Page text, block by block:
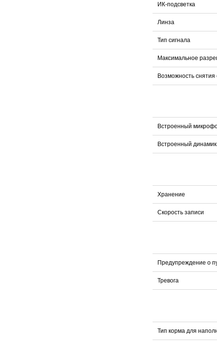
ИК-подсветка
Линза
Тип сигнала
Максимальное
Возможность
Встроенный
Встроенный динамик
Хранение
Скорость записи
Предупреждение о
Тревога
Тип корма для